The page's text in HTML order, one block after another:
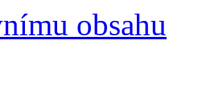
obsahu